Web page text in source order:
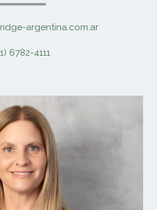
argentina.com.ar
6782-4111